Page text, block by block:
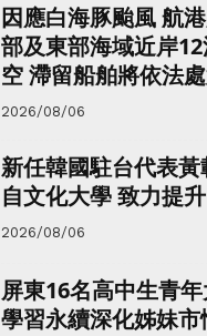
因應白海豚颱風 航
部及東部海域近岸
空 滯留船舶將依法
2026/08/06
新任韓國駐台代表
自文化大學 致力提
2026/08/06
屏東16名高中生青
學習永續深化姊妹市